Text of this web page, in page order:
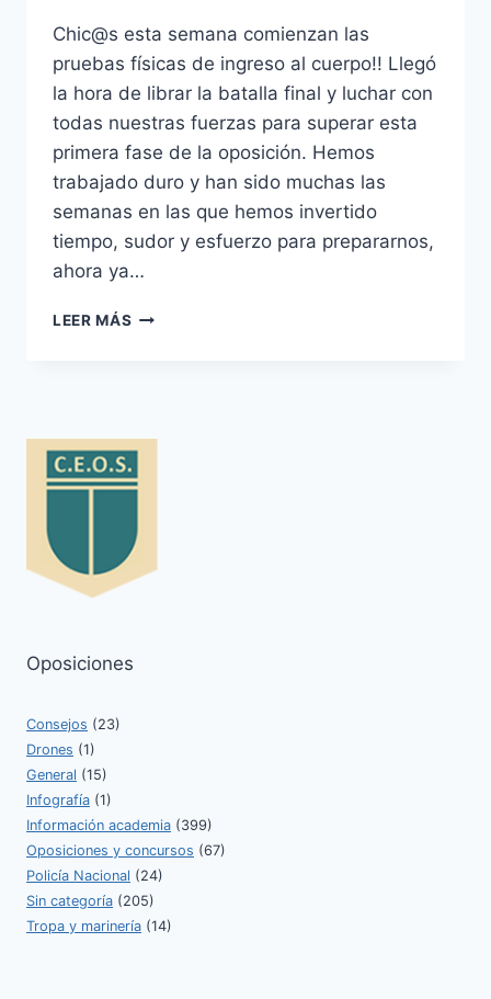
Chic@s esta semana comienzan las
pruebas físicas de ingreso al cuerpo!! Llegó
la hora de librar la batalla final y luchar con
todas nuestras fuerzas para superar esta
primera fase de la oposición. Hemos
trabajado duro y han sido muchas las
semanas en las que hemos invertido
tiempo, sudor y esfuerzo para prepararnos,
ahora ya…
LEER MÁS COMIENZAN
EB
POLICÍA
CONSEJOS
Oposiciones
Consejos (23)
Drones (1)
General (15)
Infografía (1)
Información academia (399)
Oposiciones y concursos (67)
Policía Nacional (24)
Sin categoría (205)
Tropa y marinería (14)